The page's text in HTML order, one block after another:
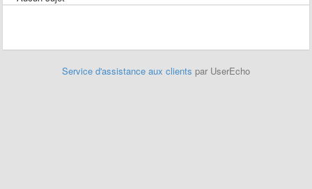
Service d'assistance aux clients par UserEcho